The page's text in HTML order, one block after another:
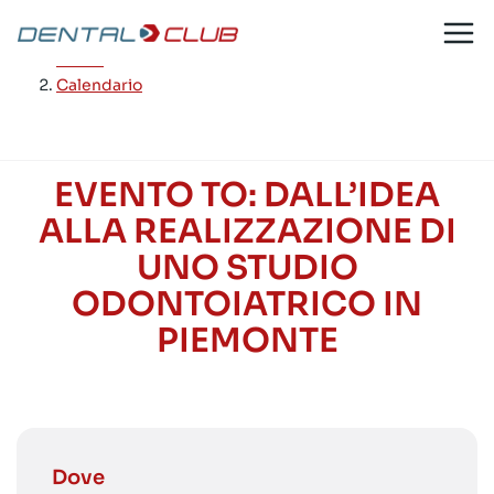
contenuto
Calendario
EVENTO TO: DALL’IDEA
ALLA REALIZZAZIONE DI
UNO STUDIO
ODONTOIATRICO IN
PIEMONTE
Dove